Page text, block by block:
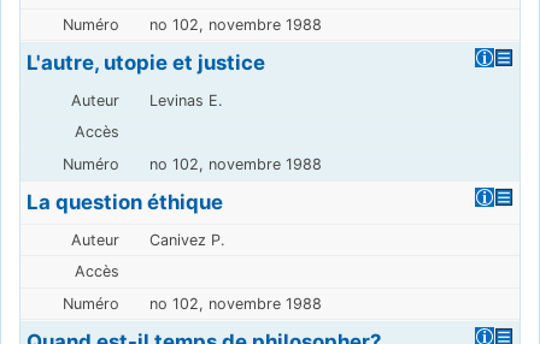
no 102, novembre 1988
L'autre, utopie et justice
Levinas E.
no 102, novembre 1988
La question éthique
Canivez P.
no 102, novembre 1988